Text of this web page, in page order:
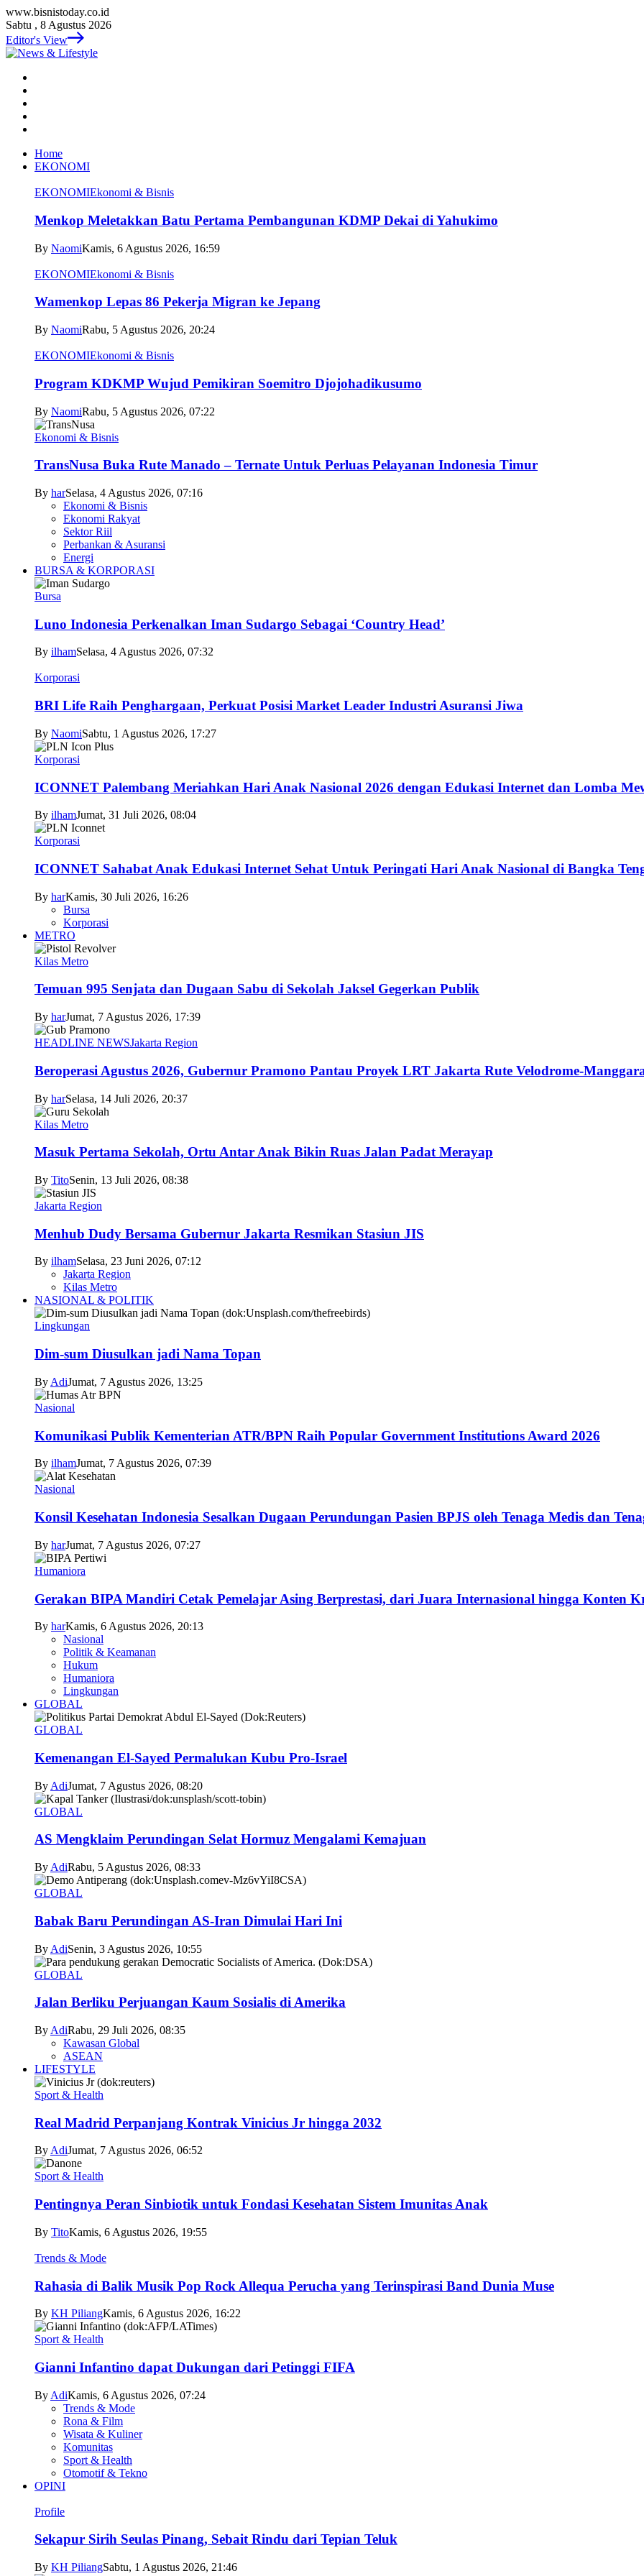
www.bisnistoday.co.id
Sabtu , 8 Agustus 2026
Editor's View
Home
EKONOMI
EKONOMIEkonomi & Bisnis
Menkop Meletakkan Batu Pertama Pembangunan KDMP Dekai di Yahukimo
By NaomiKamis, 6 Agustus 2026, 16:59
EKONOMIEkonomi & Bisnis
Wamenkop Lepas 86 Pekerja Migran ke Jepang
By NaomiRabu, 5 Agustus 2026, 20:24
EKONOMIEkonomi & Bisnis
Program KDKMP Wujud Pemikiran Soemitro Djojohadikusumo
By NaomiRabu, 5 Agustus 2026, 07:22
Ekonomi & Bisnis
TransNusa Buka Rute Manado – Ternate Untuk Perluas Pelayanan Indonesia Timur
By harSelasa, 4 Agustus 2026, 07:16
Ekonomi & Bisnis
Ekonomi Rakyat
Sektor Riil
Perbankan & Asuransi
Energi
BURSA & KORPORASI
Bursa
Luno Indonesia Perkenalkan Iman Sudargo Sebagai ‘Country Head’
By ilhamSelasa, 4 Agustus 2026, 07:32
Korporasi
BRI Life Raih Penghargaan, Perkuat Posisi Market Leader Industri Asuransi Jiwa
By NaomiSabtu, 1 Agustus 2026, 17:27
Korporasi
ICONNET Palembang Meriahkan Hari Anak Nasional 2026 dengan Edukasi Internet dan Lomba
By ilhamJumat, 31 Juli 2026, 08:04
Korporasi
ICONNET Sahabat Anak Edukasi Internet Sehat Untuk Peringati Hari Anak Nasional di Bangka
By harKamis, 30 Juli 2026, 16:26
Bursa
Korporasi
METRO
Kilas Metro
Temuan 995 Senjata dan Dugaan Sabu di Sekolah Jaksel Gegerkan Publik
By harJumat, 7 Agustus 2026, 17:39
HEADLINE NEWSJakarta Region
Beroperasi Agustus 2026, Gubernur Pramono Pantau Proyek LRT Jakarta Rute Velodrome-
By harSelasa, 14 Juli 2026, 20:37
Kilas Metro
Masuk Pertama Sekolah, Ortu Antar Anak Bikin Ruas Jalan Padat Merayap
By TitoSenin, 13 Juli 2026, 08:38
Jakarta Region
Menhub Dudy Bersama Gubernur Jakarta Resmikan Stasiun JIS
By ilhamSelasa, 23 Juni 2026, 07:12
Jakarta Region
Kilas Metro
NASIONAL & POLITIK
Lingkungan
Dim-sum Diusulkan jadi Nama Topan
By AdiJumat, 7 Agustus 2026, 13:25
Nasional
Komunikasi Publik Kementerian ATR/BPN Raih Popular Government Institutions Award 2026
By ilhamJumat, 7 Agustus 2026, 07:39
Nasional
Konsil Kesehatan Indonesia Sesalkan Dugaan Perundungan Pasien BPJS oleh Tenaga Medis dan
By harJumat, 7 Agustus 2026, 07:27
Humaniora
Gerakan BIPA Mandiri Cetak Pemelajar Asing Berprestasi, dari Juara Internasional hingga Konten
By harKamis, 6 Agustus 2026, 20:13
Nasional
Politik & Keamanan
Hukum
Humaniora
Lingkungan
GLOBAL
GLOBAL
Kemenangan El-Sayed Permalukan Kubu Pro-Israel
By AdiJumat, 7 Agustus 2026, 08:20
GLOBAL
AS Mengklaim Perundingan Selat Hormuz Mengalami Kemajuan
By AdiRabu, 5 Agustus 2026, 08:33
GLOBAL
Babak Baru Perundingan AS-Iran Dimulai Hari Ini
By AdiSenin, 3 Agustus 2026, 10:55
GLOBAL
Jalan Berliku Perjuangan Kaum Sosialis di Amerika
By AdiRabu, 29 Juli 2026, 08:35
Kawasan Global
ASEAN
LIFESTYLE
Sport & Health
Real Madrid Perpanjang Kontrak Vinicius Jr hingga 2032
ByAdiJumat, 7 Agustus 2026, 06:52
Sport & Health
Pentingnya Peran Sinbiotik untuk Fondasi Kesehatan Sistem Imunitas Anak
By TitoKamis, 6 Agustus 2026, 19:55
Trends & Mode
Rahasia di Balik Musik Pop Rock Allequa Perucha yang Terinspirasi Band Dunia Muse
By KH PiliangKamis, 6 Agustus 2026, 16:22
Sport & Health
Gianni Infantino dapat Dukungan dari Petinggi FIFA
By AdiKamis, 6 Agustus 2026, 07:24
Trends & Mode
Rona & Film
Wisata & Kuliner
Komunitas
Sport & Health
Otomotif & Tekno
OPINI
Profile
Sekapur Sirih Seulas Pinang, Sebait Rindu dari Tepian Teluk
By KH PiliangSabtu, 1 Agustus 2026, 21:46